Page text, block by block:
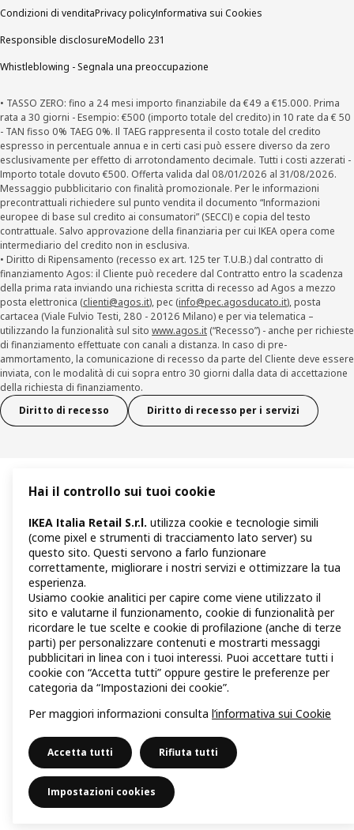
Condizioni di venditaPrivacy policyInformativa sui Cookies
Responsible disclosureModello 231
Whistleblowing - Segnala una preoccupazione
• TASSO ZERO: fino a 24 mesi importo finanziabile da €49 a €15.000. Prima
rata a 30 giorni - Esempio: €500 (importo totale del credito) in 10 rate da € 50
- TAN fisso 0% TAEG 0%. Il TAEG rappresenta il costo totale del credito
espresso in percentuale annua e in certi casi può essere diverso da zero
esclusivamente per effetto di arrotondamento decimale. Tutti i costi azzerati -
Importo totale dovuto €500. Offerta valida dal 08/01/2026 al 31/08/2026.
Messaggio pubblicitario con finalità promozionale. Per le informazioni
precontrattuali richiedere sul punto vendita il documento “Informazioni
europee di base sul credito ai consumatori” (SECCI) e copia del testo
contrattuale. Salvo approvazione della finanziaria per cui IKEA opera come
intermediario del credito non in esclusiva.
• Diritto di Ripensamento (recesso ex art. 125 ter T.U.B.) dal contratto di
finanziamento Agos: il Cliente può recedere dal Contratto entro la scadenza
della prima rata inviando una richiesta scritta di recesso ad Agos a mezzo
posta elettronica (clienti@agos.it), pec (info@pec.agosducato.it), posta
cartacea (Viale Fulvio Testi, 280 - 20126 Milano) e per via telematica –
utilizzando la funzionalità sul sito www.agos.it (“Recesso”) - anche per richieste
di finanziamento effettuate con canali a distanza. In caso di pre-
ammortamento, la comunicazione di recesso da parte del Cliente deve essere
inviata, con le modalità di cui sopra entro 30 giorni dalla data di accettazione
della richiesta di finanziamento.
Diritto di recesso
Diritto di recesso per i servizi
Hai il controllo sui tuoi cookie
IKEA Italia Retail S.r.l. utilizza cookie e tecnologie simili
(come pixel e strumenti di tracciamento lato server) su
questo sito. Questi servono a farlo funzionare
correttamente, migliorare i nostri servizi e ottimizzare la tua
esperienza.
Usiamo cookie analitici per capire come viene utilizzato il
sito e valutarne il funzionamento, cookie di funzionalità per
ricordare le tue scelte e cookie di profilazione (anche di terze
parti) per personalizzare contenuti e mostrarti messaggi
pubblicitari in linea con i tuoi interessi. Puoi accettare tutti i
cookie con “Accetta tutti” oppure gestire le preferenze per
categoria da “Impostazioni dei cookie”.
Per maggiori informazioni consulta l’informativa sui Cookie
Accetta tutti Rifiuta tutti
Impostazioni cookies